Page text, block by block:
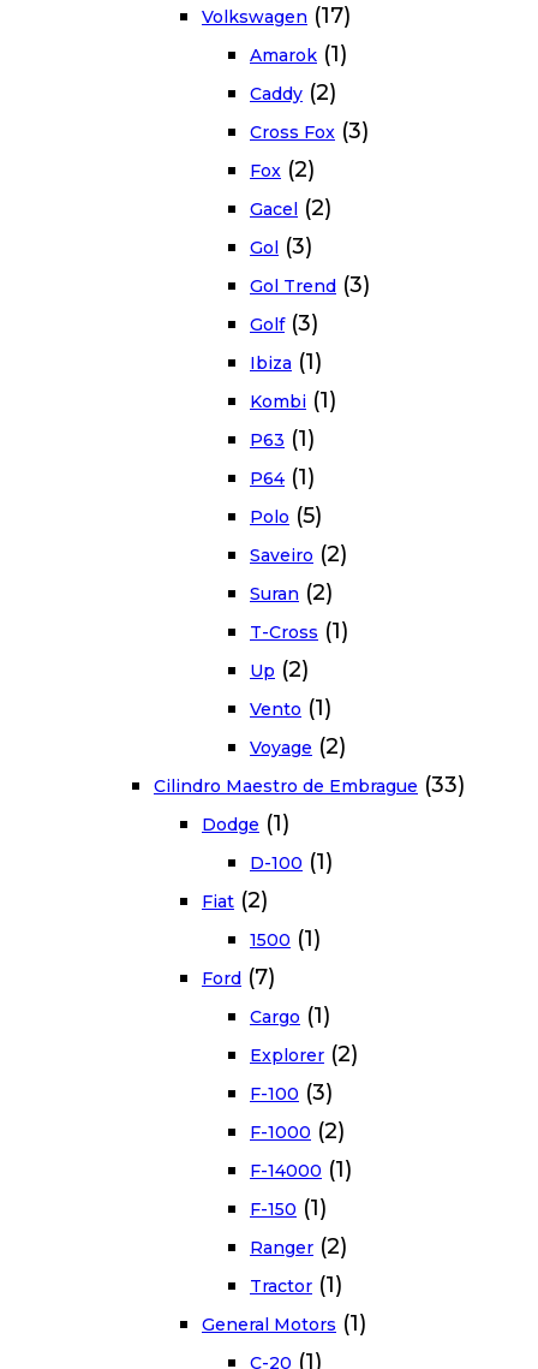
Volkswagen (17)
Amarok (1)
Caddy (2)
Cross Fox (3)
Fox (2)
Gacel (2)
Gol (3)
Gol Trend (3)
Golf (3)
Ibiza (1)
Kombi (1)
P63 (1)
P64 (1)
Polo (5)
Saveiro (2)
Suran (2)
T-Cross (1)
Up (2)
Vento (1)
Voyage (2)
Cilindro Maestro de Embrague (33)
Dodge (1)
D-100 (1)
Fiat (2)
1500 (1)
Ford (7)
Cargo (1)
Explorer (2)
F-100 (3)
F-1000 (2)
F-14000 (1)
F-150 (1)
Ranger (2)
Tractor (1)
General Motors (1)
C-20 (1)